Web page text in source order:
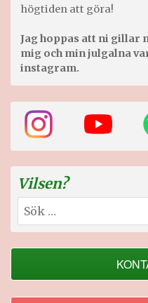
högtiden att göra!
Jag hoppas att ni gillar
mig och min julgalna
instagram.
Vilsen?
Sök
efter: